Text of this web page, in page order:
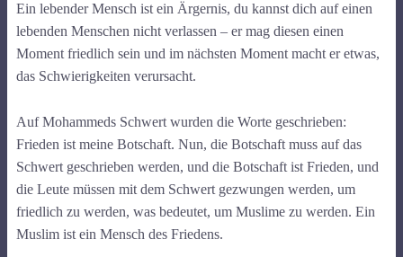
Ein lebender Mensch ist ein Ärgernis, du kannst dich auf einen
lebenden Menschen nicht verlassen – er mag diesen einen
Moment friedlich sein und im nächsten Moment macht er etwas,
das Schwierigkeiten verursacht.
Auf Mohammeds Schwert wurden die Worte geschrieben:
Frieden ist meine Botschaft. Nun, die Botschaft muss auf das
Schwert geschrieben werden, und die Botschaft ist Frieden, und
die Leute müssen mit dem Schwert gezwungen werden, um
friedlich zu werden, was bedeutet, um Muslime zu werden. Ein
Muslim ist ein Mensch des Friedens.